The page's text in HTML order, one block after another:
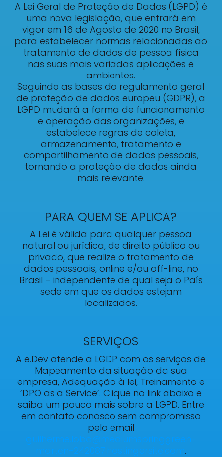
A Lei Geral de Proteção de Dados (LGPD) é
uma nova legislação, que entrará em
vigor em 16 de Agosto de 2020 no Brasil,
para estabelecer normas relacionadas ao
tratamento de dados de pessoa física
nas suas mais variadas aplicações e
ambientes.
Seguindo as bases do regulamento geral
de proteção de dados europeu (GDPR), a
LGPD mudará a forma de funcionamento
e operação das organizações, e
estabelece regras de coleta,
armazenamento, tratamento e
compartilhamento de dados pessoais,
tornando a proteção de dados ainda
mais relevante.
PARA QUEM SE APLICA?
A Lei é válida para qualquer pessoa
natural ou jurídica, de direito público ou
privado, que realize o tratamento de
dados pessoais, online e/ou off-line, no
Brasil – independente de qual seja o País
sede em que os dados estejam
localizados.
SERVIÇOS
A e.Dev atende a LGDP com os serviços de
Mapeamento da situação da sua
empresa, Adequação à lei, Treinamento e
‘DPO as a Service’. Clique no link abaixo e
saiba um pouco mais sobre a LGPD. Entre
em contato conosco sem compromisso
pelo email
guilherme.lobo@mediumspringgreen-
marten-242087.hostingersite.com.